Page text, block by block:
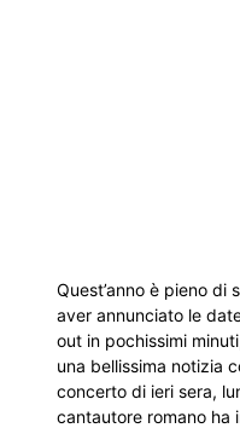
Quest’anno è pieno di
aver annunciato le
out in pochissimi
una bellissima notizia
concerto di ieri sera,
cantautore romano ha